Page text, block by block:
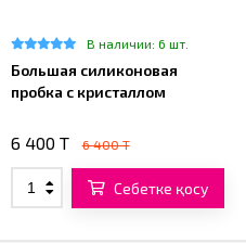
В наличии: 6 шт.
Большая силиконовая
пробка с кристаллом
6 400 T 6 400 T
Себетке қосу